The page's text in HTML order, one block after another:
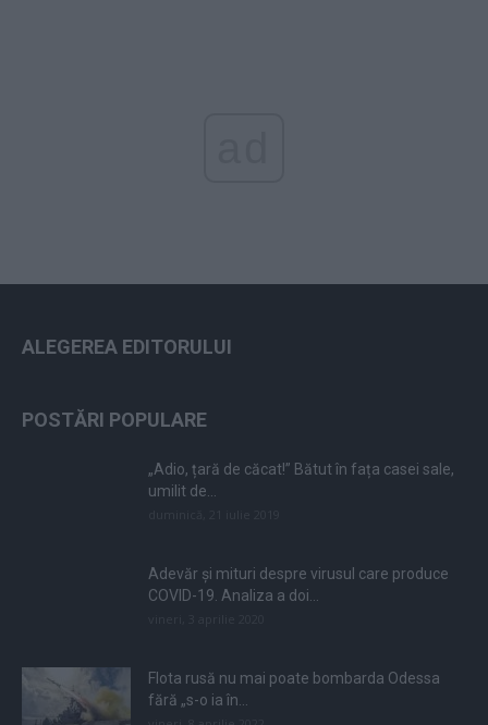
ALEGEREA EDITORULUI
POSTĂRI POPULARE
„Adio, țară de căcat!” Bătut în fața casei sale,
umilit de...
Adevăr și mituri despre virusul care produce
COVID-19. Analiza a doi...
Flota rusă nu mai poate bombarda Odessa
fără „s-o ia în...